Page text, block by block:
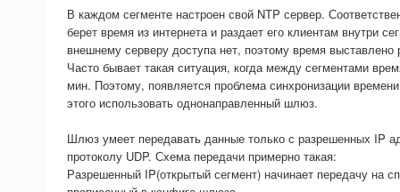
В каждом сегменте настроен свой NTP сервер.
берет время из интернета и раздает его клиентам внутри
внешнему серверу доступа нет, поэтому время выставлено
Часто бывает такая ситуация, когда между сегментами
мин. Поэтому, появляется проблема синхронизации
этого использовать однонаправленный шлюз.
Шлюз умеет передавать данные только с разрешенных IP
протоколу UDP. Схема передачи примерно такая:
Разрешенный IP(открытый сегмент) начинает передачу на